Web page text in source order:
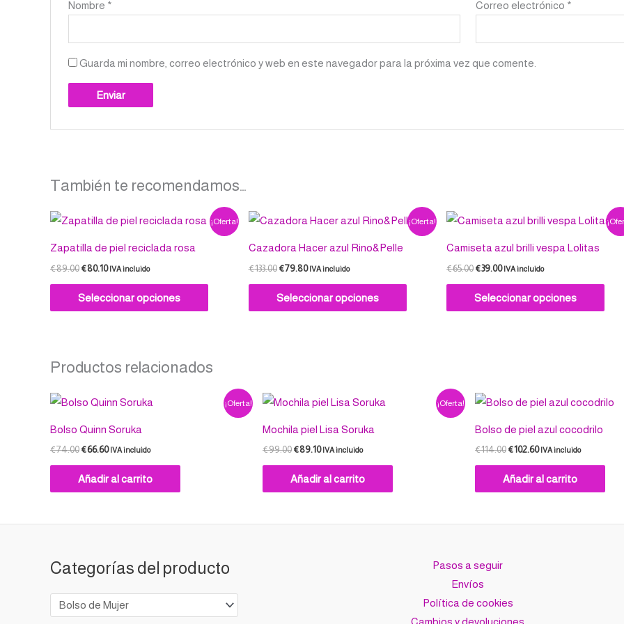
Nombre * Correo electrónico *
Guarda mi nombre, correo electrónico y web en este navegador para la próxima vez que comente.
También te recomendamos…
¡Oferta!
Zapatilla de piel reciclada rosa
€89.00
El
era:
€89.00.
€80.10
El
precio
es:
€80.10.
IVA incluido
Seleccionar opciones
Este
producto
Las
pueden
elegir
¡Oferta!
Cazadora Hacer azul Rino&Pelle
€133.00
El
era:
€133.00.
€79.80
El
es:
€79.80.
IVA incluido
Seleccionar opciones
Este
producto
Las
Camiseta azul brilli vespa Lolitas
€65.00
El
era:
€65.00.
€39.00
El
es:
€39.00.
IVA incluido
Seleccionar opciones
Las
en
de
Productos relacionados
¡Oferta!
Bolso Quinn Soruka
€74.00
precio
era:
€74.00.
€66.60
precio
es:
€66.60.
IVA incluido
Añadir al carrito
¡Oferta!
Mochila piel Lisa Soruka
€99.00
El
precio
era:
€99.00.
€89.10
El
precio
es:
€89.10.
IVA incluido
Añadir al carrito
Bolso de piel azul cocodrilo
€114.00
precio
era:
€114.00.
€102.60
El
precio
es:
€102.60.
IVA incluido
Añadir al carrito
Categorías del producto
Pasos a seguir
Envíos
Política de cookies